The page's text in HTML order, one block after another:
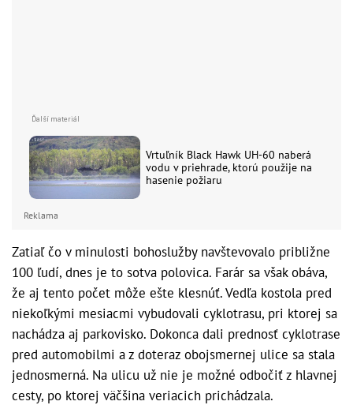
Vrtuľník Black Hawk UH-60 naberá
vodu v priehrade, ktorú použije na
hasenie požiaru
Reklama
Zatiaľ čo v minulosti bohoslužby navštevovalo približne
100 ľudí, dnes je to sotva polovica. Farár sa však obáva,
že aj tento počet môže ešte klesnúť. Vedľa kostola pred
niekoľkými mesiacmi vybudovali cyklotrasu, pri ktorej sa
nachádza aj parkovisko. Dokonca dali prednosť cyklotrase
pred automobilmi a z doteraz obojsmernej ulice sa stala
jednosmerná. Na ulicu už nie je možné odbočiť z hlavnej
cesty, po ktorej väčšina veriacich prichádzala.